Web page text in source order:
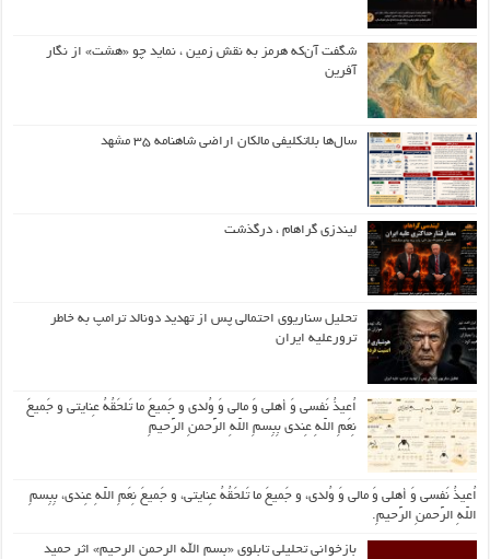
شگفت آن‌که هرمز به نقش زمین ، نماید چو «هشت» از نگار
آفرین
سال‌ها بلاتکلیفی مالکان اراضی شاهنامه ۳۵ مشهد
لیندزی گراهام ، درگذشت
تحلیل سناریوی احتمالی پس از تهدید دونالد ترامپ به خاطر
ترورعلیه ایران
اُعیذُ نَفسی وَ أهلی وَ مالی وَ وُلدی و جَمیعَ ما تَلحَقُهُ عِنایتی و جَمیعَ
نِعَمِ اللّهِ عِندی بِبِسمِ اللّهِ الرَّحمنِ الرَّحیمِ
اُعیذُ نَفسی وَ أهلی وَ مالی وَ وُلدی، و جَمیعَ ما تَلحَقُهُ عِنایتی، و جَمیعَ نِعَمِ اللّهِ عِندی، بِبِسمِ
اللّهِ الرَّحمنِ الرَّحیمِ.
بازخوانی تحلیلی تابلوی «بسم الله الرحمن الرحیم» اثر حمید